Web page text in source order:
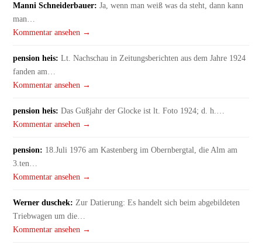
Manni Schneiderbauer: Ja, wenn man weiß was da steht, dann kann
man…
Kommentar ansehen →
pension heis: Lt. Nachschau in Zeitungsberichten aus dem Jahre 1924
fanden am…
Kommentar ansehen →
pension heis: Das Gußjahr der Glocke ist lt. Foto 1924; d. h.…
Kommentar ansehen →
pension: 18.Juli 1976 am Kastenberg im Obernbergtal, die Alm am
3.ten…
Kommentar ansehen →
Werner duschek: Zur Datierung: Es handelt sich beim abgebildeten
Triebwagen um die…
Kommentar ansehen →